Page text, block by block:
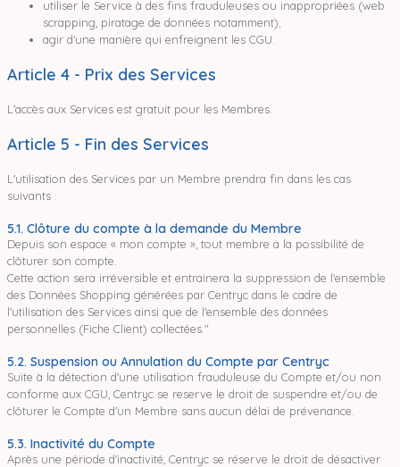
utiliser le Service à des fins frauduleuses ou inappropriées (web
scrapping, piratage de données notamment);
agir d'une manière qui enfreignent les CGU.
Article 4 - Prix des Services
L'accès aux Services est gratuit pour les Membres.
Article 5 - Fin des Services
L'utilisation des Services par un Membre prendra fin dans les cas
suivants :
5.1. Clôture du compte à la demande du Membre
Depuis son espace « mon compte », tout membre a la possibilité de
clôturer son compte.
Cette action sera irréversible et entrainera la suppression de l'ensemble
des Données Shopping générées par Centryc dans le cadre de
l'utilisation des Services ainsi que de l'ensemble des données
personnelles (Fiche Client) collectées."
5.2. Suspension ou Annulation du Compte par Centryc
Suite à la détection d'une utilisation frauduleuse du Compte et/ou non
conforme aux CGU, Centryc se reserve le droit de suspendre et/ou de
clôturer le Compte d'un Membre sans aucun délai de prévenance.
5.3. Inactivité du Compte
Après une période d'inactivité, Centryc se réserve le droit de désactiver